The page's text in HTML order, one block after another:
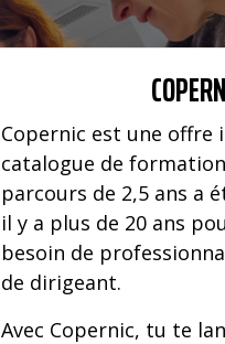
Copernic est une offre
catalogue de formation
parcours de 2,5 ans a
il y a plus de 20 ans
besoin de
de dirigeant.
Avec Copernic, tu te